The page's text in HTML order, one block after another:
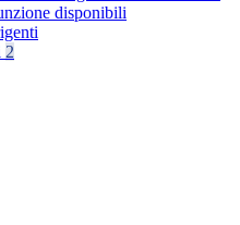
disponibili
2